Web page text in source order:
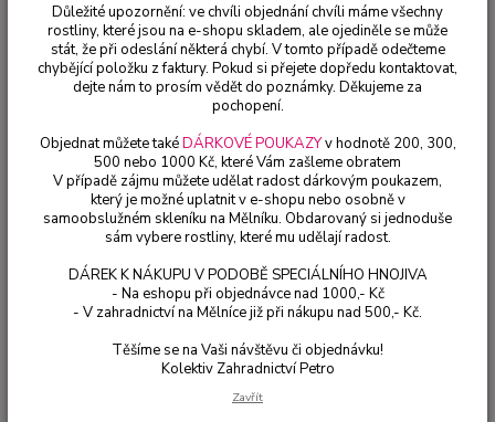
Trvalky
Leucenthemum superbum- kopretina bílá, plnokvětá -
cena na prodejně
Leucenthemum superbum-
kopretina bílá, plnokvětá - cena
na prodejně
Důležité upozornění: ve chvíli objednání chvíli máme všechny
rostliny, které jsou na e-shopu skladem, ale ojediněle se může
stát, že při odeslání některá chybí. V tomto případě odečteme
chybějící položku z faktury. Pokud si přejete dopředu kontaktovat,
dejte nám to prosím vědět do poznámky. Děkujeme za
pochopení.
Objednat můžete takéDÁRKOVÉ POUKAZYv hodnotě 200, 300,
500 nebo 1000 Kč, které Vám zašleme obratem
V případě zájmu můžete udělat radost dárkovým poukazem,
který je možné uplatnit v e-shopu nebo osobně v
samoobslužném skleníku na Mělníku. Obdarovaný si jednoduše
sám vybere rostliny, které mu udělají radost.
DÁREK K NÁKUPU V PODOBĚ SPECIÁLNÍHO HNOJIVA
- Na eshopu při objednávce nad 1000,- Kč
- V zahradnictví na Mělníce již při nákupu nad 500,- Kč.
Těšíme se na Vaši návštěvu či objednávku!
Kolektiv Zahradnictví Petro
Zavřít